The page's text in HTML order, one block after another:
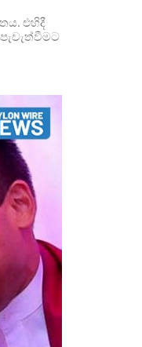
එහිදී